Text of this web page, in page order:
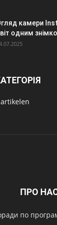
камери
одним
ПРО
по